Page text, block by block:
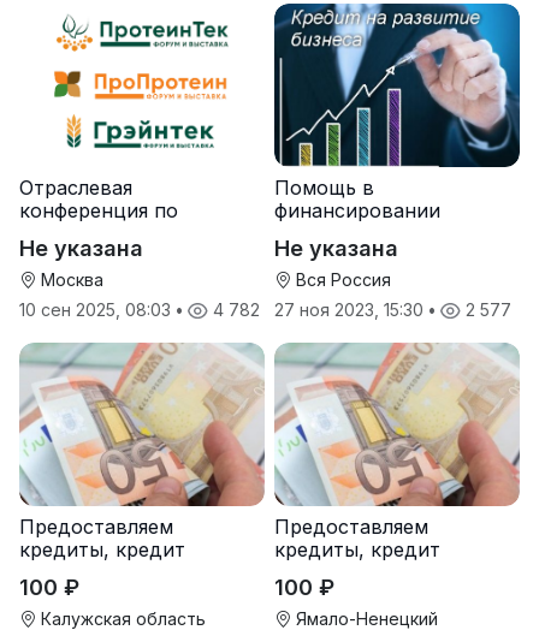
Отраслевая
конференция по
Не указана
Москва
10 сен 2025, 08:03 • 4 782
Помощь в
финансировании
Не указана
Вся Россия
27 ноя 2023, 15:30 • 2 577
Предоставляем
кредиты, кредит
100 ₽
Калужская область
Предоставляем
кредиты, кредит
100 ₽
Ямало-Ненецкий